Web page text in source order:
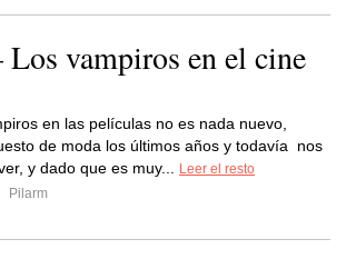
vampiros en el cine
en las películas no es nada nuevo,
de moda los últimos años y todavía nos
y dado que es muy...
Leer el resto
Pilarm